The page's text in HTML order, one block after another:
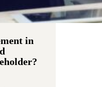
in